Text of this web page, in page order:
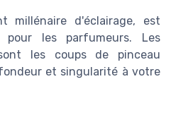
millénaire d'éclairage, est
les parfumeurs. Les
les coups de pinceau
et singularité à votre